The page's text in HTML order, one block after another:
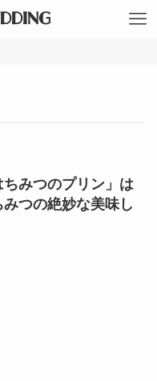
みつのプリン」は
つの絶妙な美味し